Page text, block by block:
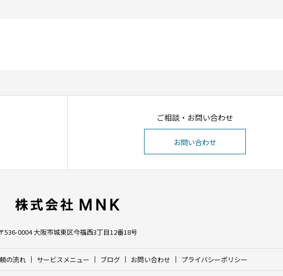
ご相談・お問い合わせ
お問い合わせ
536-0004大阪市城東区今福西3丁目12番18号
の流れ サービスメニュー ブログ お問い合わせ プライバシーポリシー